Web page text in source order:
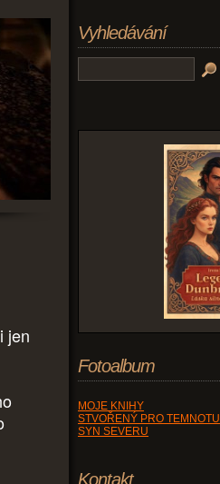
jen
Vyhledávání
Fotoalbum
MOJE KNIHY
STVOŘENÝ PRO TEMNOTU
SYN SEVERU
Kontakt